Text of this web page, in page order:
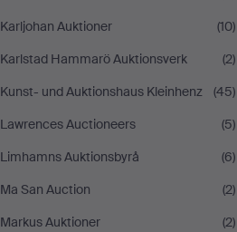
Karljohan Auktioner
(10)
Karlstad Hammarö Auktionsverk
(2)
Kunst- und Auktionshaus Kleinhenz
(45)
Lawrences Auctioneers
(5)
Limhamns Auktionsbyrå
(6)
Ma San Auction
(2)
Markus Auktioner
(2)